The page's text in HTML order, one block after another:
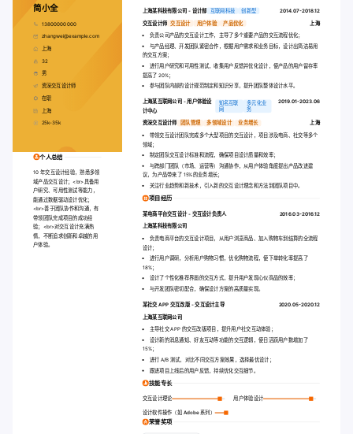
简小全
13800000000
zhangwei@example.com
上海
32
男
资深交互设计师
在职
上海
25k-35k
个人总结
10 年交互设计经验，熟悉多领
域产品交互设计；<br> 具备用
户研究、可用性测试等能力，
能通过数据驱动设计优化；
<br>善于团队协作和沟通，有
带领团队完成项目的成功经
验； <br>对交互设计充满热
情，不断追求创新和卓越的用
户体验。
上海某科技有限公司 - 设计部 互联网科技 创新型
2014.07-2018.12
交互设计师 交互设计 用户体验 产品优化
上海
负责公司产品的交互设计工作，主导了多个重要产品的交互流程优化；
与产品经理、开发团队紧密合作，根据用户需求和业务目标，设计出简洁易用
的交互方案；
进行用户研究和可用性测试，收集用户反馈并优化设计，使产品的用户留存率
提高了 20%；
参与团队内部的设计规范制定和知识分享，提升团队整体设计水平。
上海某互联网公司 -用户体验设
计中心
知名互联
网
多元化业
务
2019.01-2023.06
资深交互设计师 团队管理 多领域设计 业务增长 上海
带领交互设计团队完成多个大型项目的交互设计，项目涉及电商、社交等多个
领域；
制定团队交互设计标准和流程，确保项目设计质量和效率；
与跨部门团队（市场、运营等）沟通协作，从用户体验角度提出产品改进建
议，为产品带来了 15%的业务增长；
关注行业趋势和新技术，引入新的交互设计理念和方法到团队项目中。
项目经历
某电商平台交互设计- 交互设计负责人
2016.03-2016.12
上海某科技有限公司
负责电商平台的交互设计项目，从用户浏览商品、加入购物车到结算的全流程
设计；
进行用户调研，分析用户购物习惯，优化购物流程，使下单转化率提高了
18%；
设计了个性化推荐界面的交互方式，提升用户发现心仪商品的效率；
与开发团队密切配合，确保设计方案的高质量实现。
某社交 APP 交互改版-交互设计主导
2020.05-2020.12
上海某互联网公司
主导社交 APP 的交互改版项目，提升用户社交互动体验；
设计新的消息通知、好友互动等功能的交互逻辑，使日活跃用户数增加了
15%；
进行 A/B 测试，对比不同交互方案效果，选择最优设计；
跟进项目上线后的用户反馈，持续优化交互细节。
技能专长
交互设计理论 用户体验设计
设计软件操作（如 Adobe 系列）
荣誉奖项